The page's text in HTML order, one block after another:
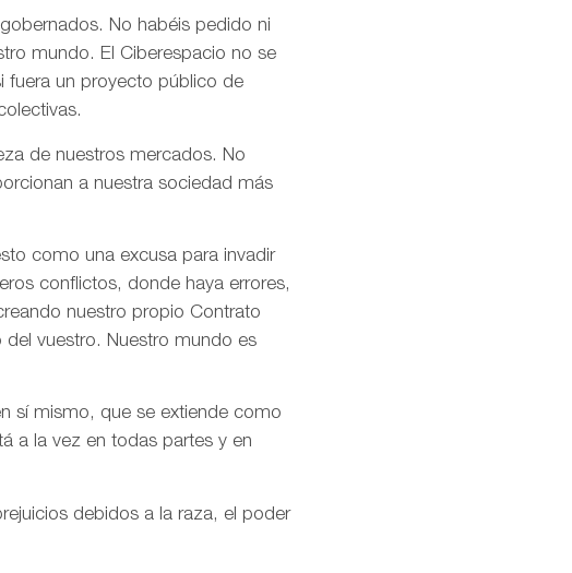
No habéis pedido ni
mundo. El Ciberespacio no se
fuera un proyecto público de
de nuestros mercados. No
a nuestra sociedad más
como una excusa para invadir
conflictos, donde haya errores,
nuestro propio Contrato
vuestro. Nuestro mundo es
sí mismo, que se extiende como
a la vez en todas partes y en
debidos a la raza, el poder